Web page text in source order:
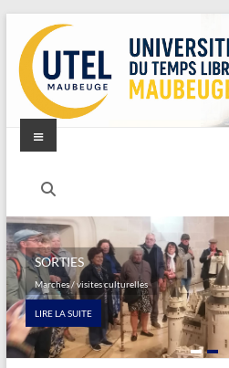
SORTIES
Marches / visites culturelles
LIRE LA SUITE